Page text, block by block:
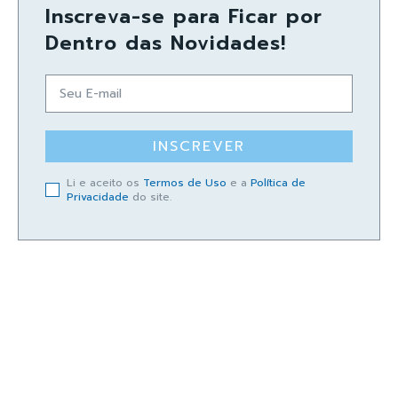
Inscreva-se para Ficar por
Dentro das Novidades!
INSCREVER
Li e aceito os Termos de Uso e a Política de
Privacidade do site.